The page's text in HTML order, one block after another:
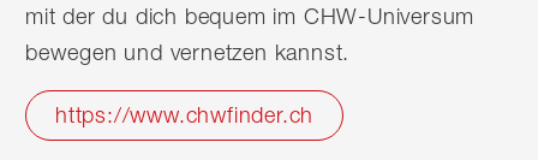
mit der du dich bequem im CHW-Universum
bewegen und vernetzen kannst.
https://www.chwfinder.ch